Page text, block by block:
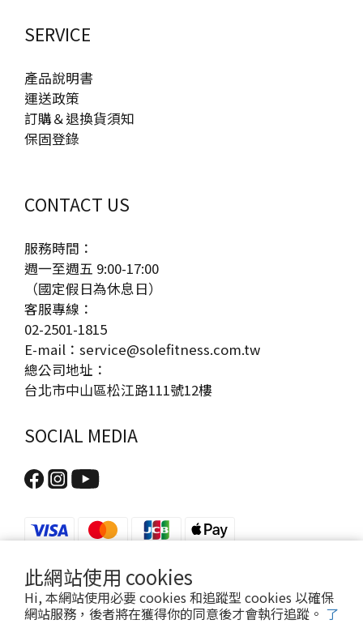
此網站使用 cookies
Hi, 本網站使用必要 cookies 和追蹤型 cookies 以確保
網站服務，後者將在獲得你的同意後才會執行追蹤。 了
SERVICE
產品說明書
運送政策
訂購＆退換貨須知
保固登錄
CONTACT US
服務時間：
週一至週五 9:00-17:00
（國定假日為休息日）
客服專線：
02-2501-1815
E-mail：service@solefitness.com.tw
總公司地址：
台北市中山區松江路111號12樓
SOCIAL MEDIA